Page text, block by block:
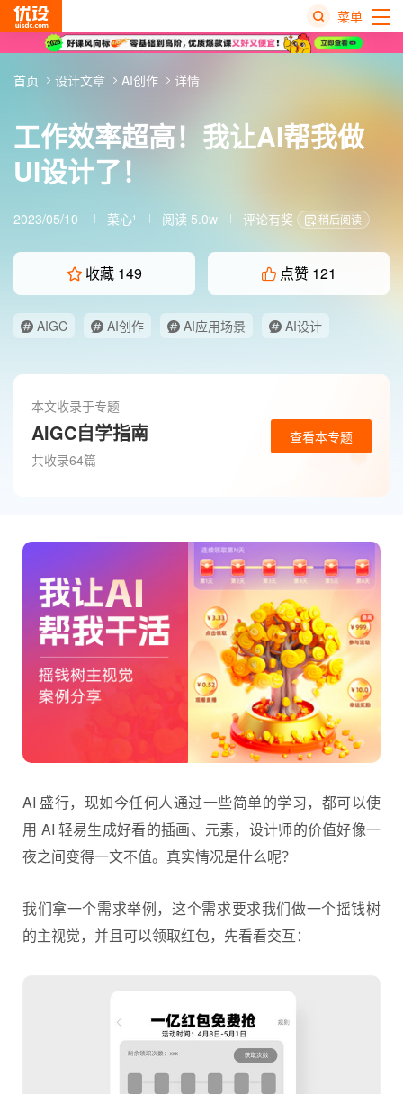
菜单
工作效率超高！我让AI帮我做
UI设计了！
2023/05/10 菜心¹ 阅读 5.0w 评论有奖 稍后阅读
收藏 149 点赞 121
AIGC AI创作 AI应用场景
AI设计
本文收录于专题
AIGC自学指南
共收录64篇
查看本专题
首页 设计文章 AI创作 详情
AI 盛行，现如今任何人通过一些简单的学习，都可以使
用 AI 轻易生成好看的插画、元素，设计师的价值好像一
夜之间变得一文不值。真实情况是什么呢？
我们拿一个需求举例，这个需求要求我们做一个摇钱树
的主视觉，并且可以领取红包，先看看交互：